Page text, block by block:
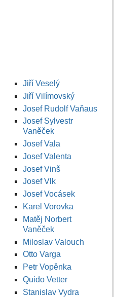
Jiří Veselý
Jiří Vilímovský
Josef Rudolf Vaňaus
Josef Sylvestr
Vaněček
Josef Vala
Josef Valenta
Josef Vinš
Josef Vlk
Josef Vocásek
Karel Vorovka
Matěj Norbert
Vaněček
Miloslav Valouch
Otto Varga
Petr Vopěnka
Quido Vetter
Stanislav Vydra